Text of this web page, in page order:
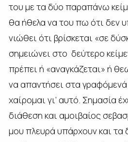
του με τα δύο παραπάνω
θα ήθελα να του πω ότι δεν
νιώθει ότι βρίσκεται «σε
σημειώνει στο δεύτερο
πρέπει ή «αναγκάζεται» ή
να απαντήσει στα
χαίρομαι γι’ αυτό. Σημασία
διάθεση και αμοιβαίος
μου πλευρά υπάρχουν και τα